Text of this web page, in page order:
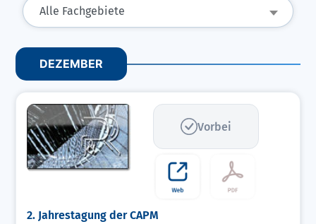
Alle Fachgebiete
DEZEMBER
Vorbei
2. Jahrestagung der CAPM